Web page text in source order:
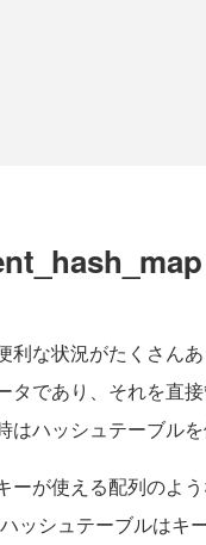
な状況がたくさんあ
タであり、それを直
ハッシュテーブルを
が使える配列のよう
ッシュテーブルはキ